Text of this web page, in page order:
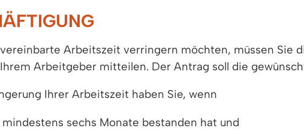
Arbeitszeit verringern möchten, müssen Sie
Arbeitgeber mitteilen. Der Antrag soll die
Ihrer Arbeitszeit haben Sie, wenn
sechs Monate bestanden hat und